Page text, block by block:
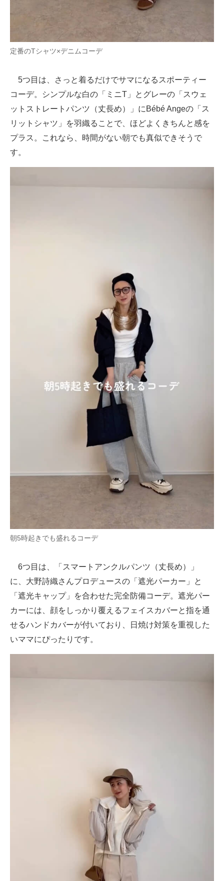
定番のTシャツ×デニムコーデ
5つ目は、さっと着るだけでサマになるスポーティー
コーデ。シンプルな白の「ミニT」とグレーの「スウェ
ットストレートパンツ（丈長め）」にBébé Angeの「ス
リットシャツ」を羽織ることで、ほどよくきちんと感を
プラス。これなら、時間がない朝でも真似できそうで
す。
朝5時起きでも盛れるコーデ
6つ目は、「スマートアンクルパンツ（丈長め）」
に、大野詩織さんプロデュースの「遮光パーカー」と
「遮光キャップ」を合わせた完全防備コーデ。遮光パー
カーには、顔をしっかり覆えるフェイスカバーと指を通
せるハンドカバーが付いており、日焼け対策を重視した
いママにぴったりです。